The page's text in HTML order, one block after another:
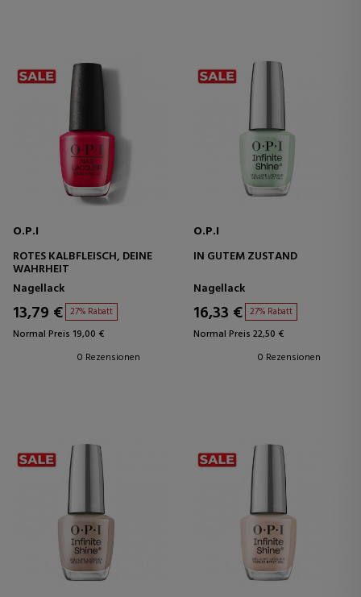
O.P.I
ROTES KALBFLEISCH, DEINE
WAHRHEIT
Nagellack
13,79 € 27% Rabatt
Normal Preis 19,00 €
0 Rezensionen
O.P.I
IN GUTEM ZUSTAND
Nagellack
16,33 € 27% Rabatt
Normal Preis 22,50 €
0 Rezensionen